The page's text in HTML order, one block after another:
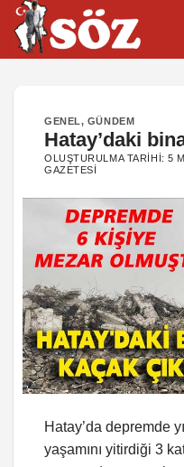
İçeriğe
atla
GENEL, GÜNDEM
Hatay’daki
OLUŞTURULMA TARIHI:5
GAZETESI
Hatay’da depremde
yaşamını yitirdiği 3